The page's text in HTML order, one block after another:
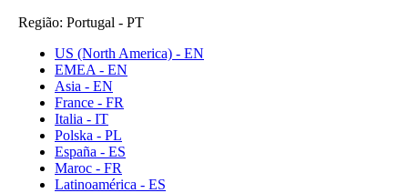
Região: Portugal - PT
US (North America) - EN
EMEA - EN
Asia - EN
France - FR
Italia - IT
Polska - PL
España - ES
Maroc - FR
Latinoamérica - ES